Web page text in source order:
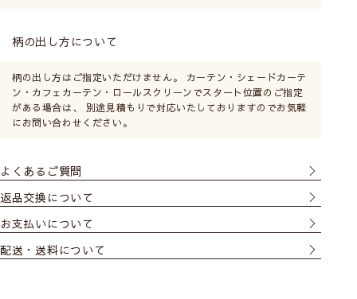
柄の出し方について
柄の出し方はご指定いただけません。 カーテン・シェードカーテ
ン・カフェカーテン・ロールスクリーンでスタート位置のご指定
がある場合は、 別途見積もりで対応いたしておりますのでお気軽
にお問い合わせください。
よくあるご質問
返品交換について
お支払いについて
配送・送料について